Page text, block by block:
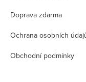
Doprava zdarma
Ochrana osobních
Obchodní podmínky